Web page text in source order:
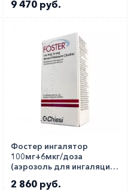
9 470 руб.
Фостер ингалятор
100мг+6мкг/доза
(аэрозоль для ингаляций)
2 860 руб.